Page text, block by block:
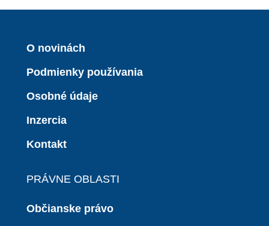
O novinách
Podmienky používania
Osobné údaje
Inzercia
Kontakt
PRÁVNE OBLASTI
Občianske právo